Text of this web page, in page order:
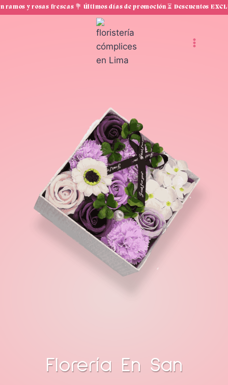
Saltar
y rosas frescas 💐 Últimos días de promoción ⏳ Descuentos
Florería En San